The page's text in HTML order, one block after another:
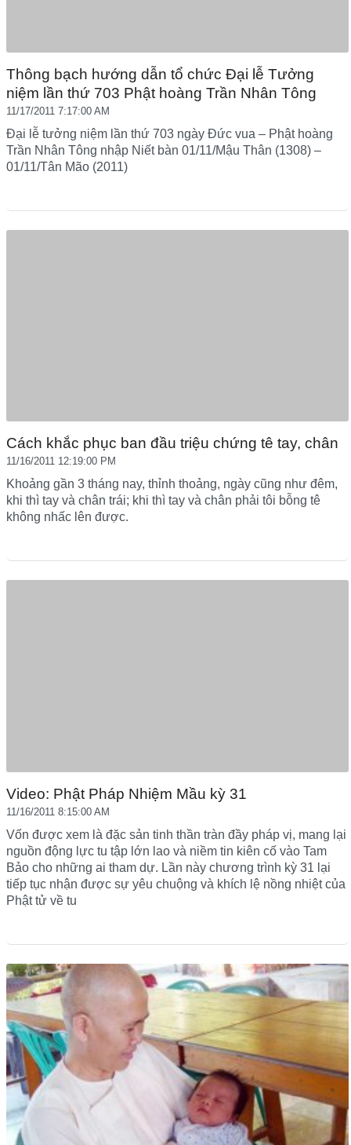
Thông bạch hướng dẫn tổ chức Đại lễ Tưởng
niệm lần thứ 703 Phật hoàng Trần Nhân Tông
11/17/2011 7:17:00 AM
Đại lễ tưởng niệm lần thứ 703 ngày Đức vua – Phật hoàng
Trần Nhân Tông nhập Niết bàn 01/11/Mậu Thân (1308) –
01/11/Tân Mão (2011)
Cách khắc phục ban đầu triệu chứng tê tay, chân
11/16/2011 12:19:00 PM
Khoảng gần 3 tháng nay, thỉnh thoảng, ngày cũng như đêm,
khi thì tay và chân trái; khi thì tay và chân phải tôi bỗng tê
không nhấc lên được.
Video: Phật Pháp Nhiệm Mầu kỳ 31
11/16/2011 8:15:00 AM
Vốn được xem là đặc sản tinh thần tràn đầy pháp vị, mang lại
nguồn động lực tu tập lớn lao và niềm tin kiên cố vào Tam
Bảo cho những ai tham dự. Lần này chương trình kỳ 31 lại
tiếp tục nhận được sự yêu chuộng và khích lệ nồng nhiệt của
Phật tử về tu